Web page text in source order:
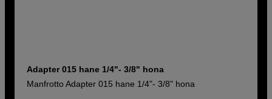
Adapter 015 hane 1/4"- 3/8" hona
Manfrotto Adapter 015 hane 1/4"- 3/8" hona